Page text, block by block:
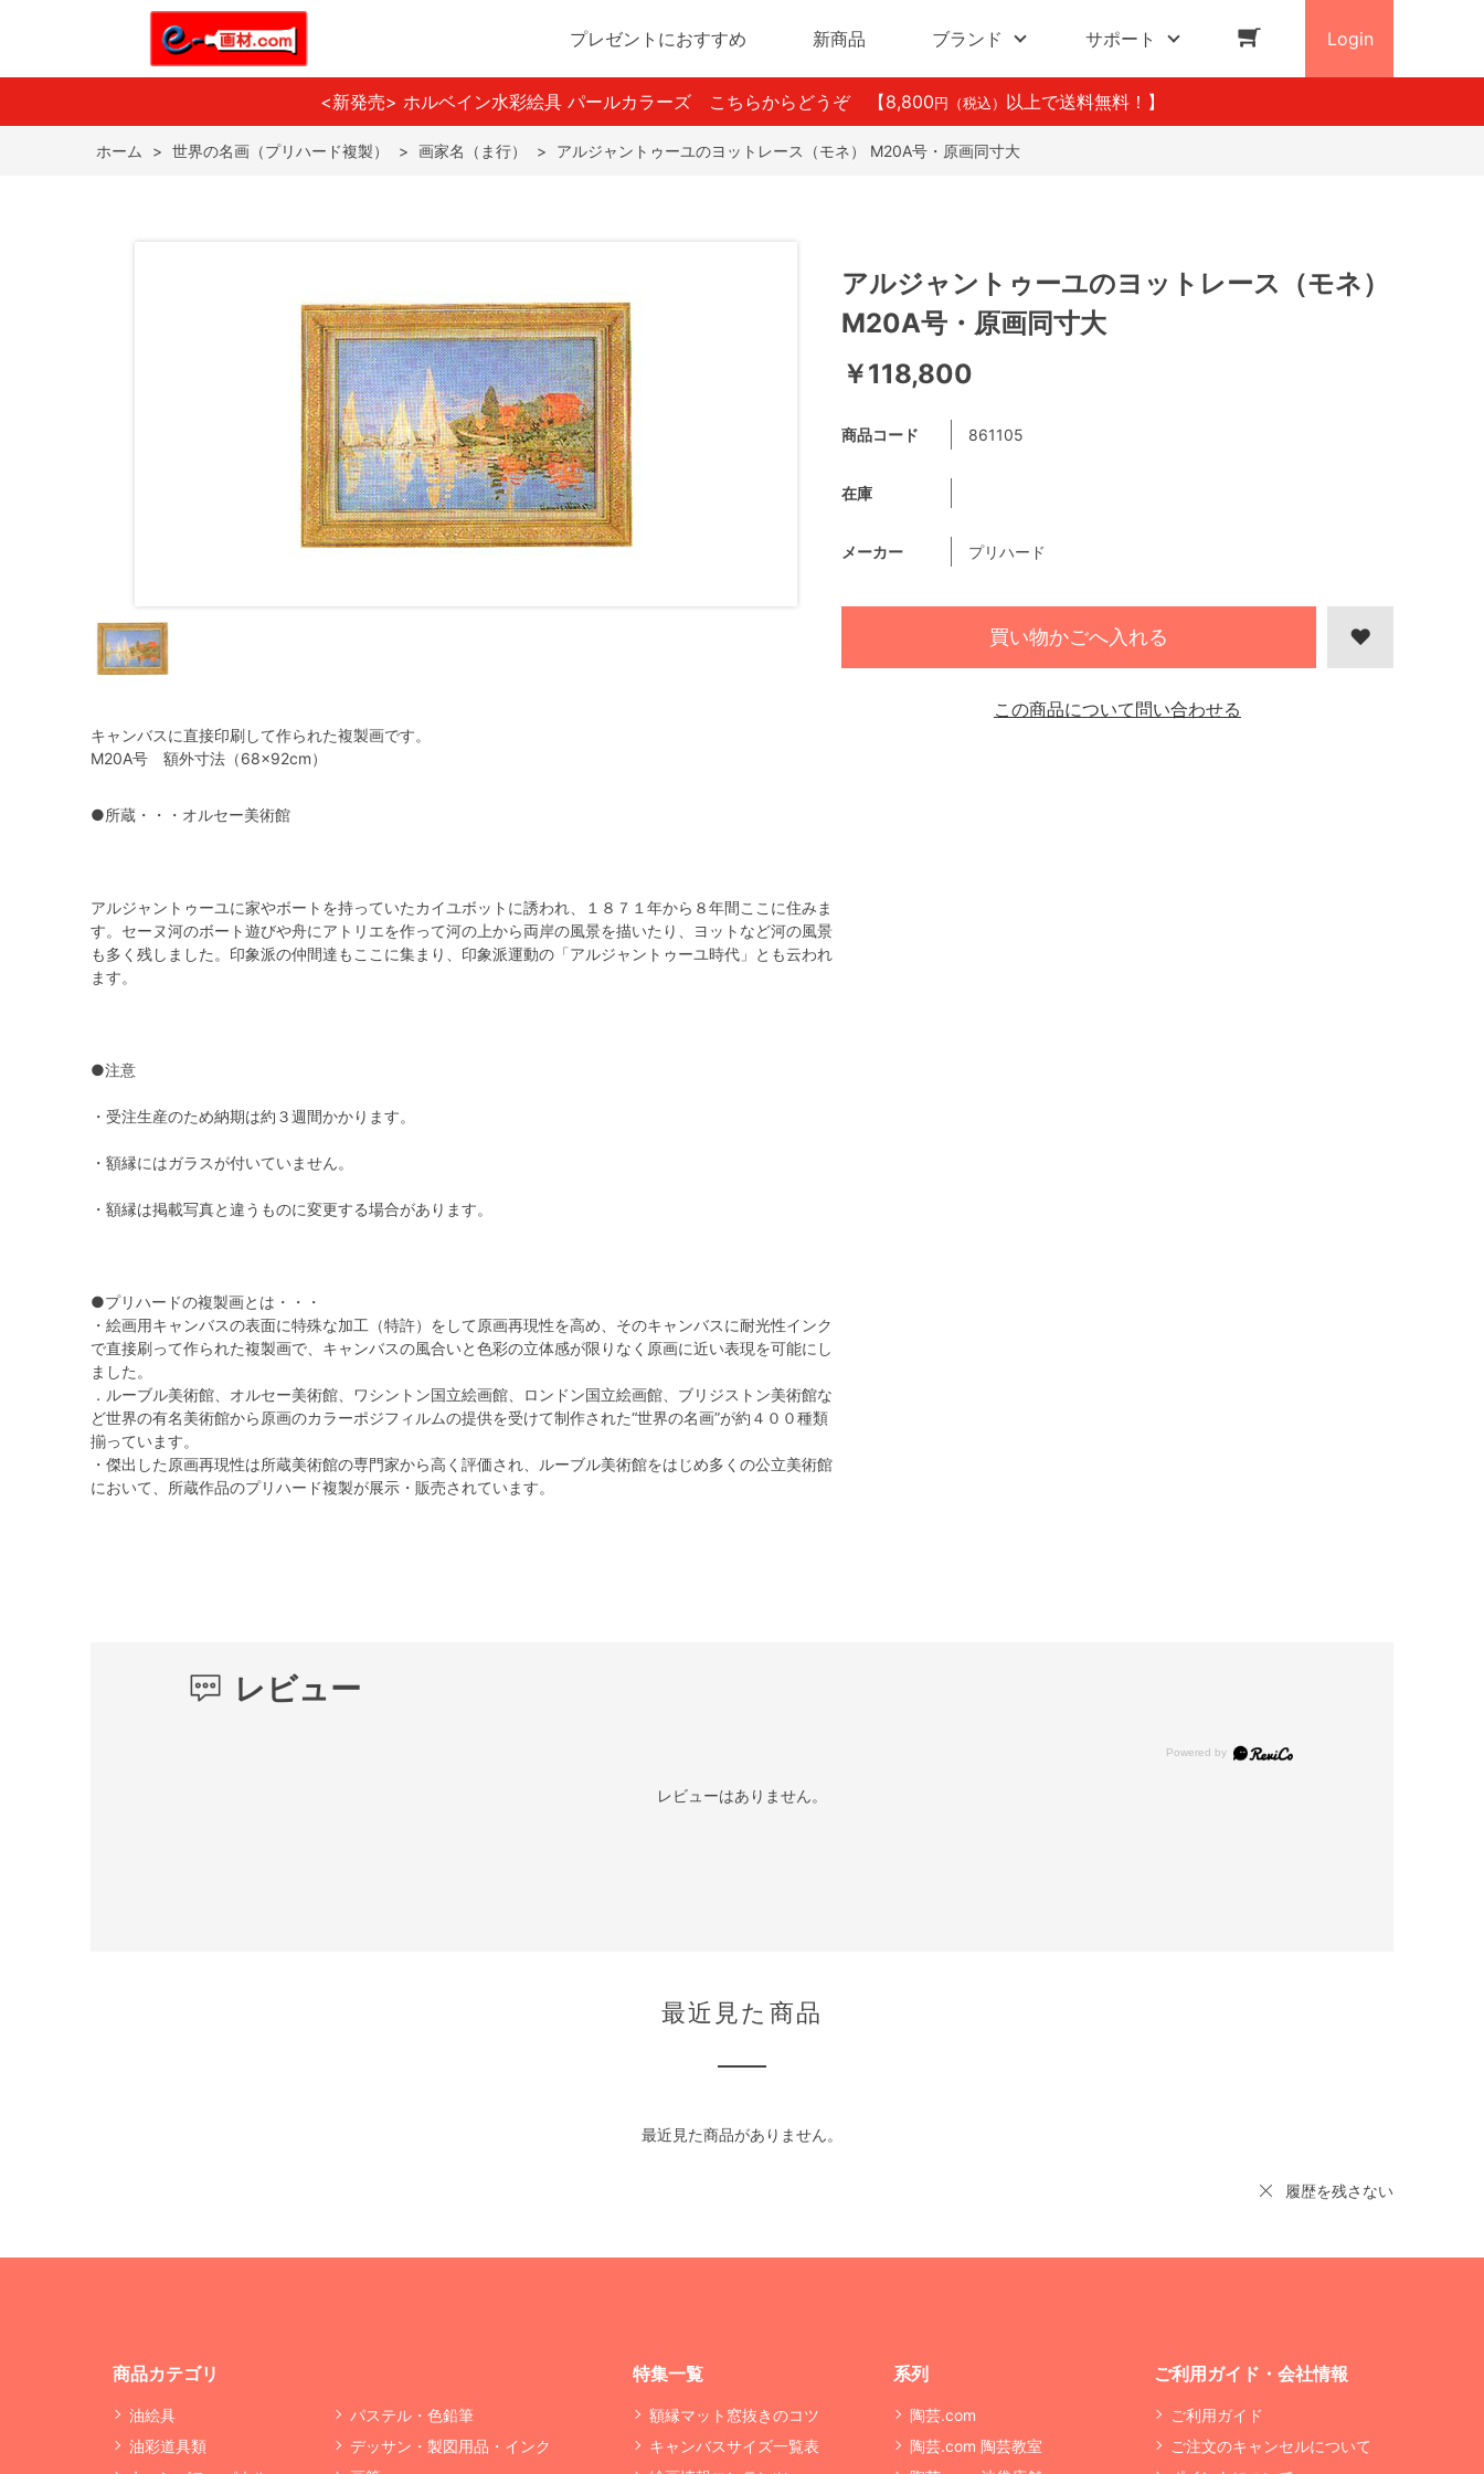
プレゼントにおすすめ 新商品 ブランド サポート Login
<新発売> ホルベイン水彩絵具 パールカラーズ こちらからどうぞ 【8,800 円（税込） 以上で送料無料！】
ホーム > 世界の名画（プリハード複製） > 画家名（ま行） > アルジャントゥーユのヨットレース（モネ） M20A号・原画同寸大
キャンバスに直接印刷して作られた複製画です。
M20A号 額外寸法（68×92cm）
●所蔵・・・オルセー美術館
アルジャントゥーユに家やボートを持っていたカイユボットに誘われ、１８７１年から８年間ここに住みま
す。セーヌ河のボート遊びや舟にアトリエを作って河の上から両岸の風景を描いたり、ヨットなど河の風景
も多く残しました。印象派の仲間達もここに集まり、印象派運動の「アルジャントゥーユ時代」とも云われ
ます。
●注意
・受注生産のため納期は約３週間かかります。
・額縁にはガラスが付いていません。
・額縁は掲載写真と違うものに変更する場合があります。
●プリハードの複製画とは・・・
・絵画用キャンバスの表面に特殊な加工（特許）をして原画再現性を高め、そのキャンバスに耐光性インク
で直接刷って作られた複製画で、キャンバスの風合いと色彩の立体感が限りなく原画に近い表現を可能にし
ました。
．ルーブル美術館、オルセー美術館、ワシントン国立絵画館、ロンドン国立絵画館、ブリジストン美術館な
ど世界の有名美術館から原画のカラーポジフィルムの提供を受けて制作された“世界の名画”が約４００種類
揃っています。
・傑出した原画再現性は所蔵美術館の専門家から高く評価され、ルーブル美術館をはじめ多くの公立美術館
において、所蔵作品のプリハード複製が展示・販売されています。
アルジャントゥーユのヨットレース（モネ）
M20A号・原画同寸大
￥118,800
商品コード 861105
在庫
メーカー プリハード
買い物かごへ入れる
この商品について問い合わせる
レビュー
レビューはありません。
最近見た商品
最近見た商品がありません。
履歴を残さない
商品カテゴリ
油絵具
油彩道具類
パステル・色鉛筆
デッサン・製図用品・インク
特集一覧
額縁マット窓抜きのコツ
キャンバスサイズ一覧表
系列
陶芸.com
陶芸.com 陶芸教室
ご利用ガイド・会社情報
ご利用ガイド
ご注文のキャンセルについて